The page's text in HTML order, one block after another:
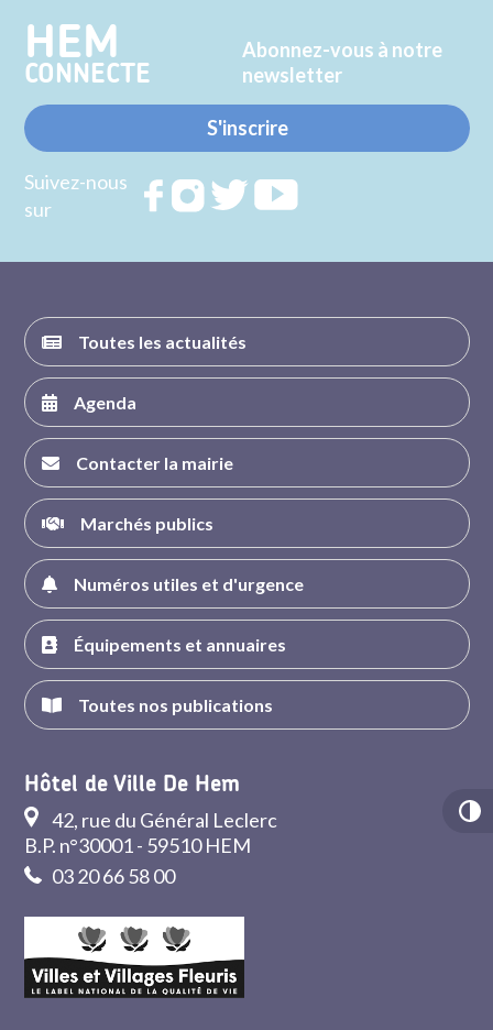
HEM
CONNECTE
Abonnez-vous à notre
newsletter
S'inscrire
Suivez-nous
sur
RejoignezRejoignezRejoignez
Toutes les actualités
Agenda
Contacter la mairie
Marchés publics
Numéros utiles et d'urgence
Équipements et annuaires
Toutes nos publications
Hôtel de Ville De Hem
42, rue du Général Leclerc
B.P. n°30001 - 59510 HEM
03 20 66 58 00